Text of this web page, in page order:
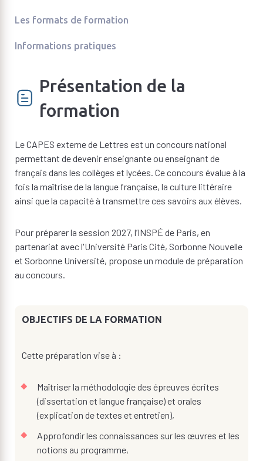
Les formats de formation
Informations pratiques
Présentation de la
formation
Le CAPES externe de Lettres est un concours national
permettant de devenir enseignante ou enseignant de
français dans les collèges et lycées. Ce concours évalue à la
fois la maîtrise de la langue française, la culture littéraire
ainsi que la capacité à transmettre ces savoirs aux élèves.
Pour préparer la session 2027, l’INSPÉ de Paris, en
partenariat avec l'Université Paris Cité, Sorbonne Nouvelle
et Sorbonne Université, propose un module de préparation
au concours.
OBJECTIFS DE LA FORMATION
Cette préparation vise à :
Maîtriser la méthodologie des épreuves écrites
(dissertation et langue française) et orales
(explication de textes et entretien),
Approfondir les connaissances sur les œuvres et les
notions au programme,